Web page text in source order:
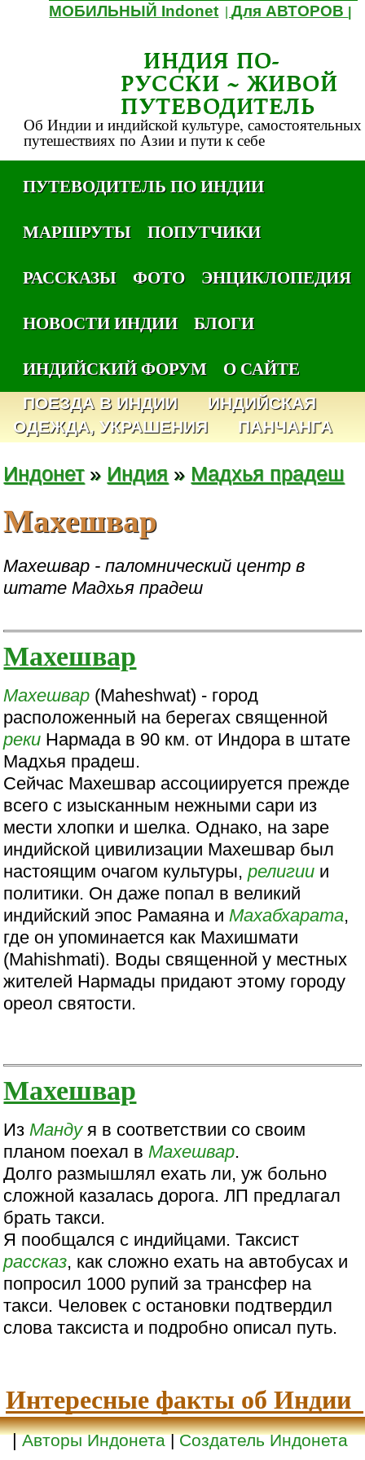
МОБИЛЬНЫЙ Indonet |Для АВТОРОВ
ИНДИЯ ПО-
РУССКИ ~ ЖИВОЙ
ПУТЕВОДИТЕЛЬ
Об Индии и индийской культуре, самостоятельных
путешествиях по Азии и пути к себе
ПУТЕВОДИТЕЛЬ ПО ИНДИИ
МАРШРУТЫ
ПОПУТЧИКИ
РАССКАЗЫ
ФОТО
ЭНЦИКЛОПЕДИЯ
НОВОСТИ ИНДИИ
БЛОГИ
ИНДИЙСКИЙ ФОРУМ
О САЙТЕ
ПОЕЗДА В ИНДИИ
ИНДИЙСКАЯ
ОДЕЖДА, УКРАШЕНИЯ
ПАНЧАНГА
Индонет» Индия » Мадхья прадеш
Махешвар
Махешвар - паломнический центр в
штате Мадхья прадеш
Махешвар
Махешвар (Maheshwat) - город
расположенный на берегах священной
реки Нармада в 90 км. от Индора в штате
Мадхья прадеш.
Сейчас Махешвар ассоциируется прежде
всего с изысканным нежными сари из
мести хлопки и шелка. Однако, на заре
индийской цивилизации Махешвар был
настоящим очагом культуры,религии и
политики. Он даже попал в великий
индийский эпос Рамаяна иМахабхарата,
где он упоминается как Махишмати
(Mahishmati). Воды священной у местных
жителей Нармады придают этому городу
ореол святости.
Махешвар
ИзМандуя в соответствии со своим
планом поехал вМахешвар.
Долго размышлял ехать ли, уж больно
сложной казалась дорога. ЛП предлагал
брать такси.
Я пообщался с индийцами. Таксист
рассказ, как сложно ехать на автобусах и
попросил 1000 рупий за трансфер на
такси. Человек с остановки подтвердил
слова таксиста и подробно описал путь.
Интересные факты об Индии
|Авторы Индонета|Создатель Индонета